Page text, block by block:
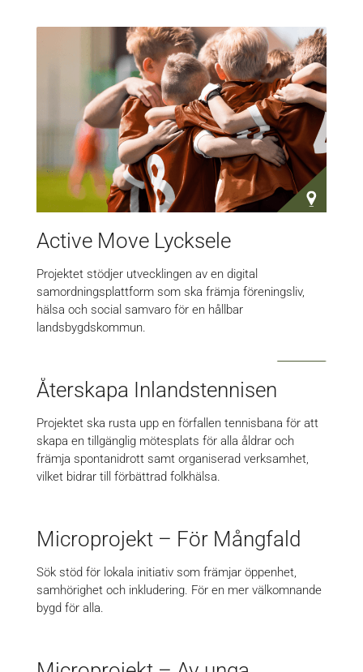
Active Move Lycksele
Projektet stödjer utvecklingen av en digital
samordningsplattform som ska främja föreningsliv,
hälsa och social samvaro för en hållbar
landsbygdskommun.
Återskapa Inlandstennisen
Projektet ska rusta upp en förfallen tennisbana för att
skapa en tillgänglig mötesplats för alla åldrar och
främja spontanidrott samt organiserad verksamhet,
vilket bidrar till förbättrad folkhälsa.
Microprojekt – För Mångfald
Sök stöd för lokala initiativ som främjar öppenhet,
samhörighet och inkludering. För en mer välkomnande
bygd för alla.